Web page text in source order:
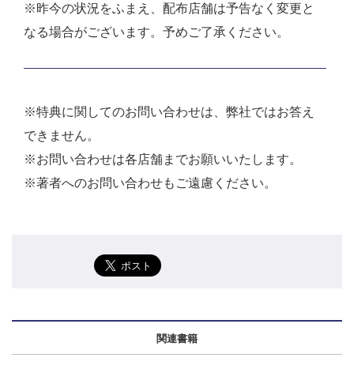
※昨今の状況をふまえ、配布店舗は予告なく変更と
なる場合がございます。予めご了承ください。
※特典に関してのお問い合わせは、弊社ではお答え
できません。
※お問い合わせは各店舗までお願いいたします。
※著者へのお問い合わせもご遠慮ください。
関連書籍